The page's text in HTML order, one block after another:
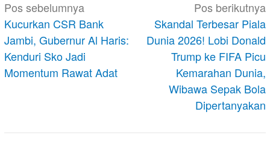
Navigasi
pos
Pos sebelumnya
Kucurkan CSR Bank
Jambi, Gubernur Al Haris:
Kenduri Sko Jadi
Momentum Rawat Adat
Pos berikutnya
Skandal Terbesar Piala
Dunia 2026! Lobi Donald
Trump ke FIFA Picu
Kemarahan Dunia,
Wibawa Sepak Bola
Dipertanyakan